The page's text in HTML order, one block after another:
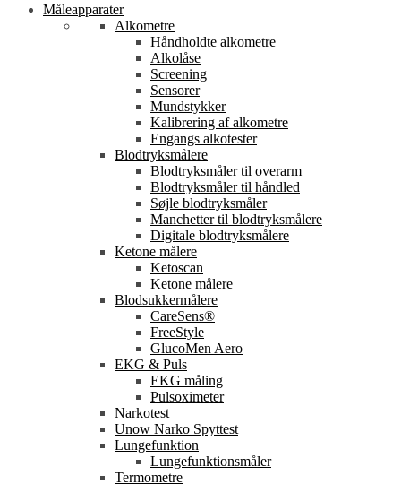
Måleapparater
Alkometre
Håndholdte alkometre
Alkolåse
Screening
Sensorer
Mundstykker
Kalibrering af alkometre
Engangs alkotester
Blodtryksmålere
Blodtryksmåler til overarm
Blodtryksmåler til håndled
Søjle blodtryksmåler
Manchetter til blodtryksmålere
Digitale blodtryksmålere
Ketone målere
Ketoscan
Ketone målere
Blodsukkermålere
CareSens®
FreeStyle
GlucoMen Aero
EKG & Puls
EKG måling
Pulsoximeter
Narkotest
Unow Narko Spyttest
Lungefunktion
Lungefunktionsmåler
Termometre